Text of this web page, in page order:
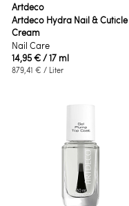
Artdeco
Artdeco Hydra Nail & Cuticle
Cream
Nail Care
14,95 €/ 17 ml
879,41 € / Liter